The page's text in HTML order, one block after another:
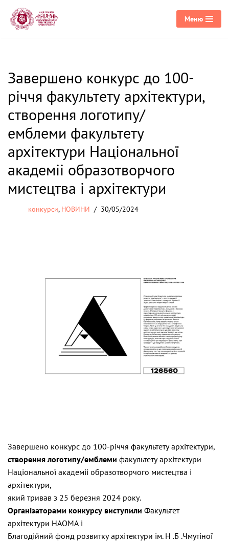
Перейти
Меню
Завершено конкурс до 100-
річчя факультету архітектури,
створення логотипу/
емблеми факультету
архітектури Національної
академіі образотворчого
мистецтва і архітектури
конкурси, НОВИНИ 30/05/2024
Завершено конкурс до 100-річчя факультету архітектури,
створеннялоготипу/емблеми факультету архітектури
Національної академіі образотворчого мистецтва і
архітектури,
який тривав з 25 березня 2024 року.
Організаторами конкурсу виступили Факультет
архітектури НАОМА і
Благодійний фонд розвитку архітектури ім. Н .Б .Чмутіної